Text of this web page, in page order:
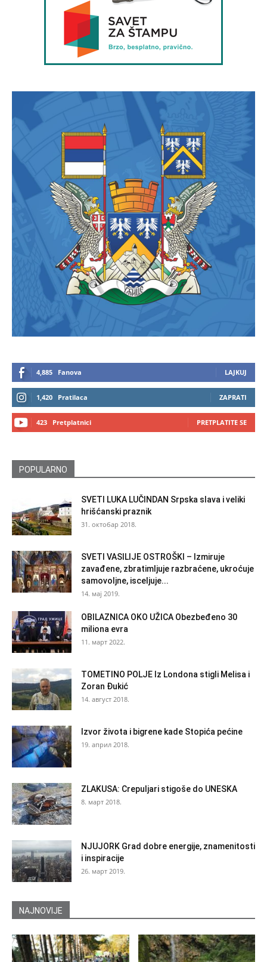
4,885 Fanova LAJKUJ
1,420 Pratilaca ZAPRATI
423 Pretplatnici PRETPLATITE SE
POPULARNO
SVETI LUKA LUČINDAN Srpska slava i veliki
hrišćanski praznik
31. октобар 2018.
SVETI VASILIJE OSTROŠKI – Izmiruje
zavađene, zbratimljuje razbraćene, ukroćuje
samovoljne, isceljuje...
14. мај 2019.
OBILAZNICA OKO UŽICA Obezbeđeno 30
miliona evra
11. март 2022.
TOMETINO POLJE Iz Londona stigli Melisa i
Zoran Đukić
14. август 2018.
Izvor života i bigrene kade Stopića pećine
19. април 2018.
ZLAKUSA: Crepuljari stigoše do UNESKA
8. март 2018.
NJUJORK Grad dobre energije, znamenitosti
i inspiracije
26. март 2019.
NAJNOVIJE